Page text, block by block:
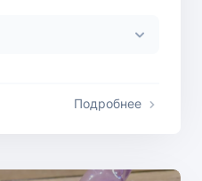
Подробнее